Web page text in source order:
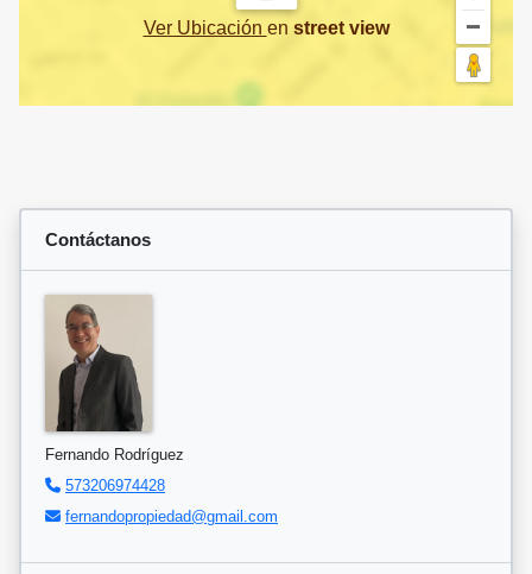
Ver Ubicación en street view
Contáctanos
Fernando Rodríguez
573206974428
fernandopropiedad@gmail.com